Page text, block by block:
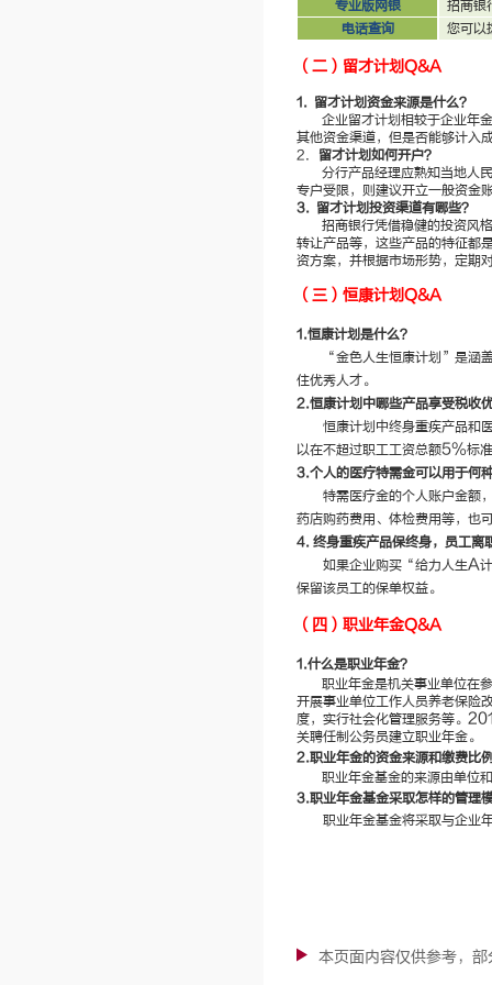
专业版网银
招商银
电话查询
您可以
（二）留才计划Q&A
1. 留才计划资金来源是什么？
企业留才计划相较于企业年
其他资金渠道，但是否能够计入
2.
留才计划如何开户？
分行产品经理应熟知当地人
专户受限，则建议开立一般资金
3. 留才计划投资渠道有哪些？
招商银行凭借稳健的投资风
转让产品等，这些产品的特征都
资方案，并根据市场形势，定期
（三）恒康计划Q&A
1.恒康计划是什么？
“金色人生恒康计划”是涵
住优秀人才。
2.恒康计划中哪些产品享受税收
恒康计划中终身重疾产品和
以在不超过职工工资总额5%标
3.个人的医疗特需金可以用于何
特需医疗金的个人账户金额
药店购药费用、体检费用等，也
4. 终身重疾产品保终身，员工离
如果企业购买“给力人生A
保留该员工的保单权益。
（四）职业年金Q&A
1.什么是职业年金？
职业年金是机关事业单位在
开展事业单位工作人员养老保险
度，实行社会化管理服务等。
关聘任制公务员建立职业年金。
2.职业年金的资金来源和缴费比
职业年金基金的来源由单位
3.职业年金基金采取怎样的管理
职业年金基金将采取与企业
本页面内容仅供参考，